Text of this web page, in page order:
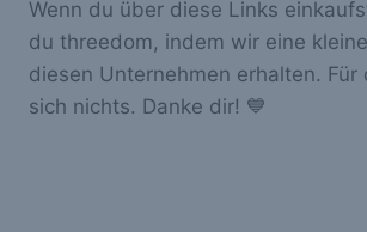
Wenn du über diese Links
du threedom, indem wir eine
diesen Unternehmen erhalten. Für
sich nichts. Danke dir! 💙